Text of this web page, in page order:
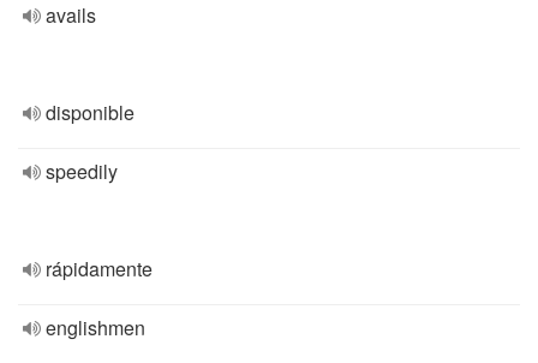
avails
disponible
speedily
rápidamente
englishmen